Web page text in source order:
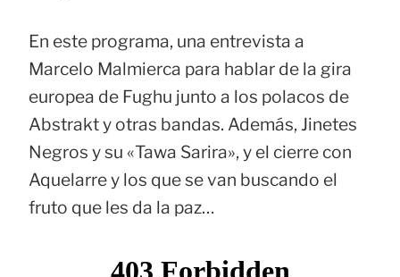
En este programa, una entrevista a
Marcelo Malmierca para hablar de la gira
europea de Fughu junto a los polacos de
Abstrakt y otras bandas. Además, Jinetes
Negros y su «Tawa Sarira», y el cierre con
Aquelarre y los que se van buscando el
fruto que les da la paz…